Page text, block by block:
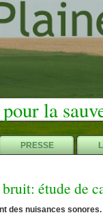
la
PRESSE
étude de
des nuisances sonores.